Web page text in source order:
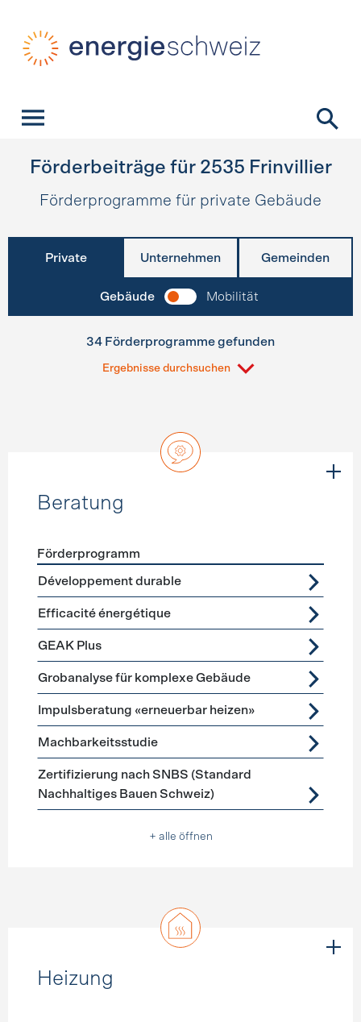
Förderbeiträge für 2535 Frinvillier
Förderprogramme für private Gebäude
Private Unternehmen Gemeinden
Gebäude Mobilität
34 Förderprogramme gefunden
Ergebnisse durchsuchen
Beratung
Förderprogramme Beratung
Förderprogramm
Développement durable
Efficacité énergétique
GEAK Plus
Grobanalyse für komplexe Gebäude
Impulsberatung «erneuerbar heizen»
Machbarkeitsstudie
Zertifizierung nach SNBS (Standard
Nachhaltiges Bauen Schweiz)
+ alle öffnen
Heizung